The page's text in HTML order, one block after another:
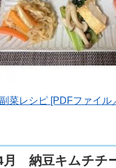
菜レシピ [PDFファイル
月 納豆キムチチ